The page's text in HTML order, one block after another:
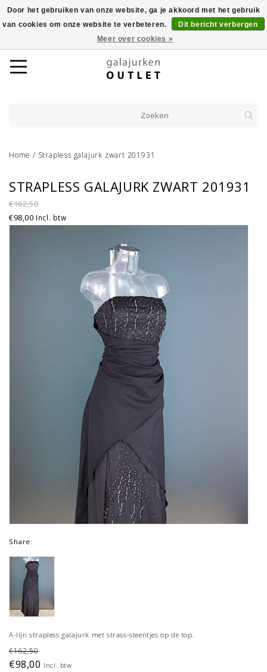
Home / Strapless galajurk zwart 201931
STRAPLESS GALAJURK ZWART 201931
€162,50
€98,00 Incl. btw
Share:
A-lijn strapless galajurk met strass-steentjes op de top.
€162,50
€98,00 Incl. btw
Door het gebruiken van onze website, ga je akkoord met het gebruik
van cookies om onze website te verbeteren.
Dit bericht verbergen
Meer over cookies »